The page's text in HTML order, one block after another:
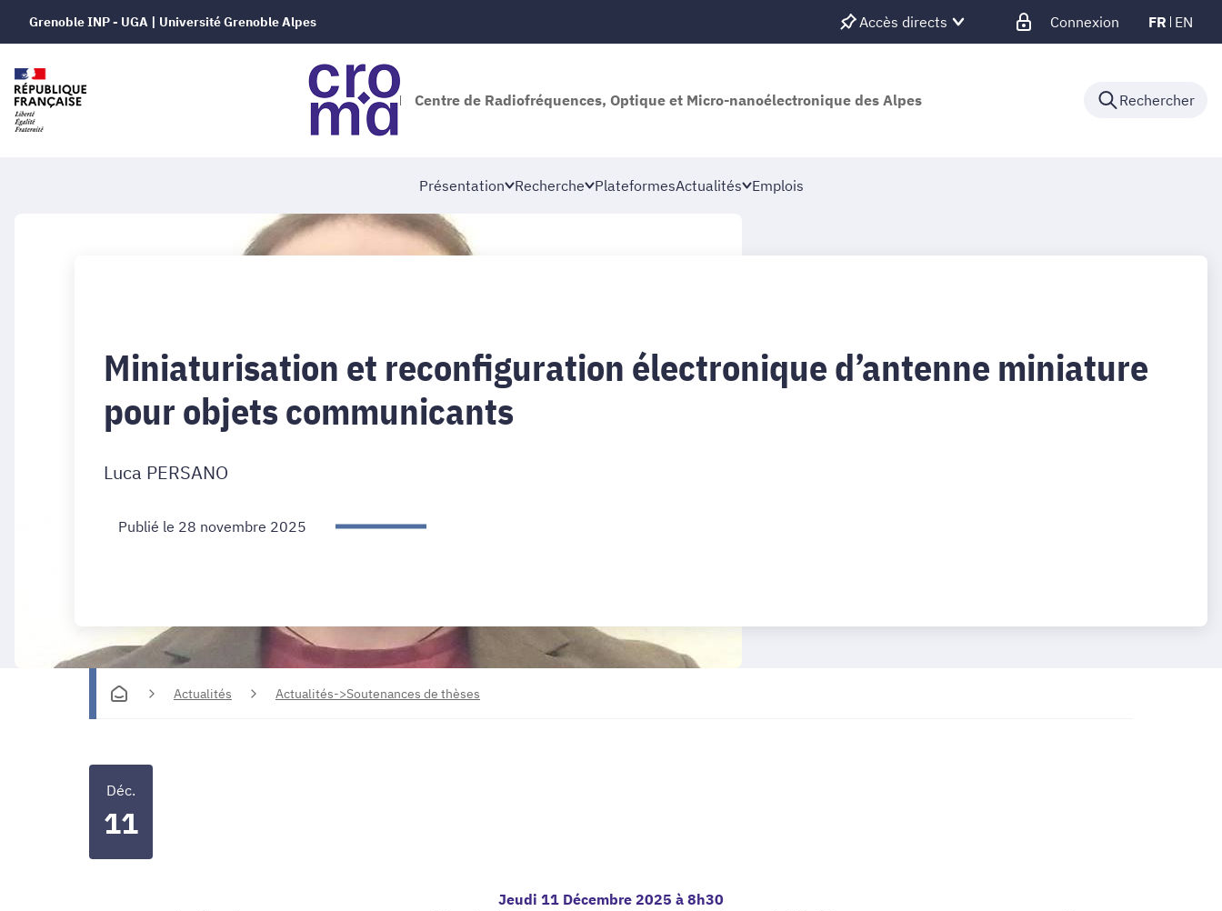
Grenoble INP - UGA | Université Grenoble Alpes Accès directs Connexion FR EN
Centre de Radiofréquences, Optique et Micro-nanoélectronique des Alpes Rechercher
Présentation Recherche PlateformesActualités Emplois
Miniaturisation et reconfiguration électronique d’antenne miniature
pour objets communicants
Luca PERSANO
Publié le 28 novembre 2025
Actualités Actualités->Soutenances de thèses
Déc.
11
Jeudi 11 Décembre 2025 à 8h30